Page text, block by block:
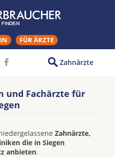
FÜR ÄRZTE
Zahnärzte
und Fachärzte für
Zahnärzte,
die in Siegen
anbieten.